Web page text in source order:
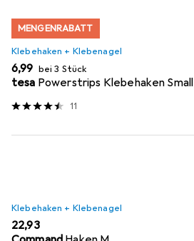
MENGENRABATT
Klebehaken + Klebenagel
EUR
6,99 bei 3 Stück
tesa Powerstrips Klebehaken Small
11
Klebehaken + Klebenagel
EUR
22,93